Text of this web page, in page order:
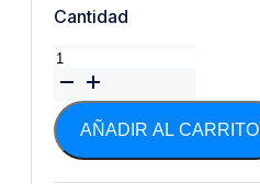
Cantidad
Camiseta
Expedition
Roja
cantidad
AÑADIR AL CARRITO